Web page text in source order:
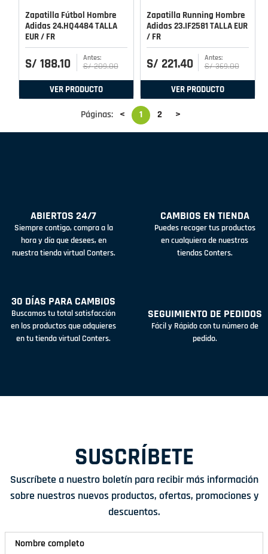
Zapatilla Fútbol Hombre
Adidas 24.HQ4484 TALLA
EUR / FR
S/ 188.10 S/ 209.00
VER PRODUCTO
Zapatilla Running Hombre
Adidas 23.IF2581 TALLA EUR
/ FR
S/ 221.40 S/ 369.00
VER PRODUCTO
Páginas: < 1 2 >
ABIERTOS 24/7
Siempre contigo, compra a la
hora y día que desees, en
nuestra tienda virtual Conters.
CAMBIOS EN TIENDA
Puedes recoger tus productos
en cualquiera de nuestras
tiendas Conters.
30 DÍAS PARA CAMBIOS
Buscamos tu total satisfacción
en los productos que adquieres
en tu tienda virtual Conters.
SEGUIMIENTO DE PEDIDOS
Fácil y Rápido con tu número de
pedido.
SUSCRÍBETE
Suscríbete a nuestro boletín para recibir más información
sobre nuestros nuevos productos, ofertas, promociones y
descuentos.